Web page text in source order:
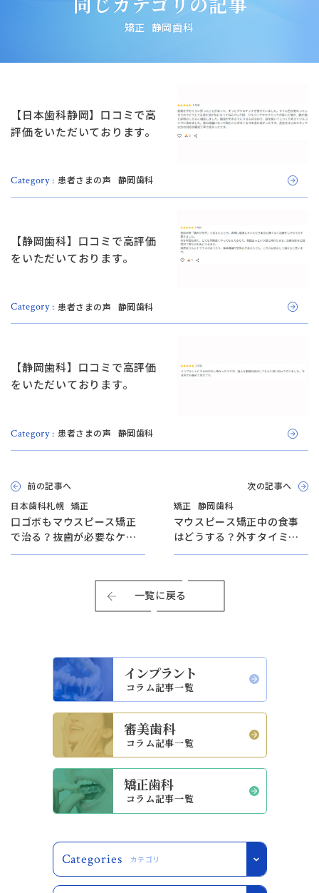
矯正 静岡歯科
【日本歯科静岡】口コミで高
評価をいただいております。
Category : 患者さまの声 静岡歯科
【静岡歯科】口コミで高評価
をいただいております。
Category : 患者さまの声 静岡歯科
【静岡歯科】口コミで高評価
をいただいております。
Category : 患者さまの声 静岡歯科
前の記事へ
日本歯科札幌 矯正
口ゴボもマウスピース矯正
で治る？抜歯が必要なケー
スと治療法を解説【日本歯
一覧に戻る
次の記事へ
矯正
静岡歯科
マウスピース矯正中の食事
はどうする？外すタイミン
グとNGな飲食物【静岡歯科
インプラント
コラム記事一覧
審美歯科
コラム記事一覧
矯正歯科
コラム記事一覧
Categories カテゴリ